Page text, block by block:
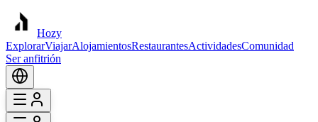
Hozy
ExplorarViajarAlojamientosRestaurantesActividadesComunidad
Ser anfitrión